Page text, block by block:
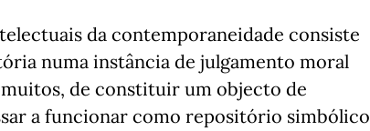
da contemporaneidade consiste
numa instância de julgamento moral
de constituir um objecto de
a funcionar como repositório simbólico